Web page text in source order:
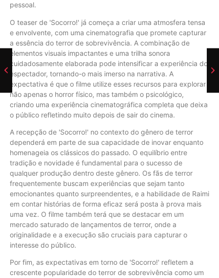
pessoal.
O teaser de 'Socorro!' já começa a criar uma atmosfera tensa
e envolvente, com uma cinematografia que promete capturar
a essência do terror de sobrevivência. A combinação de
elementos visuais impactantes e uma trilha sonora
cuidadosamente elaborada pode intensificar a experiência do
espectador, tornando-o mais imerso na narrativa. A
expectativa é que o filme utilize esses recursos para explorar
não apenas o horror físico, mas também o psicológico,
criando uma experiência cinematográfica completa que deixa
o público refletindo muito depois de sair do cinema.
A recepção de 'Socorro!' no contexto do gênero de terror
dependerá em parte de sua capacidade de inovar enquanto
homenageia os clássicos do passado. O equilíbrio entre
tradição e novidade é fundamental para o sucesso de
qualquer produção dentro deste gênero. Os fãs de terror
frequentemente buscam experiências que sejam tanto
emocionantes quanto surpreendentes, e a habilidade de Raimi
em contar histórias de forma eficaz será posta à prova mais
uma vez. O filme também terá que se destacar em um
mercado saturado de lançamentos de terror, onde a
originalidade e a execução são cruciais para capturar o
interesse do público.
Por fim, as expectativas em torno de 'Socorro!' refletem a
crescente popularidade do terror de sobrevivência como um